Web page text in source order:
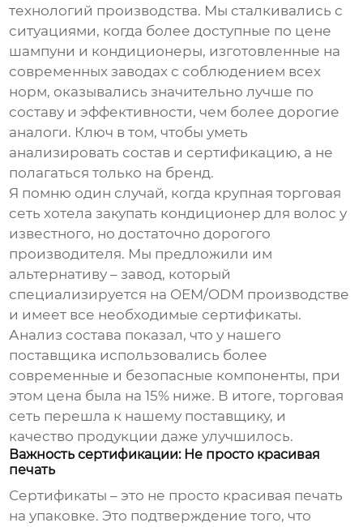
технологий производства. Мы сталкивались с
ситуациями, когда более доступные по цене
шампуни и кондиционеры, изготовленные на
современных заводах с соблюдением всех
норм, оказывались значительно лучше по
составу и эффективности, чем более дорогие
аналоги. Ключ в том, чтобы уметь
анализировать состав и сертификацию, а не
полагаться только на бренд.
Я помню один случай, когда крупная торговая
сеть хотела закупать кондиционер для волос у
известного, но достаточно дорогого
производителя. Мы предложили им
альтернативу – завод, который
специализируется на OEM/ODM производстве
и имеет все необходимые сертификаты.
Анализ состава показал, что у нашего
поставщика использовались более
современные и безопасные компоненты, при
этом цена была на 15% ниже. В итоге, торговая
сеть перешла к нашему поставщику, и
качество продукции даже улучшилось.
Важность сертификации: Не просто красивая
печать
Сертификаты – это не просто красивая печать
на упаковке. Это подтверждение того, что